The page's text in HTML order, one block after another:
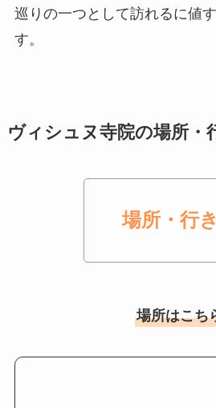
巡りの一つとして訪れるに値
す。
ヴィシュヌ寺院の場所・
場所・行
場所はこち